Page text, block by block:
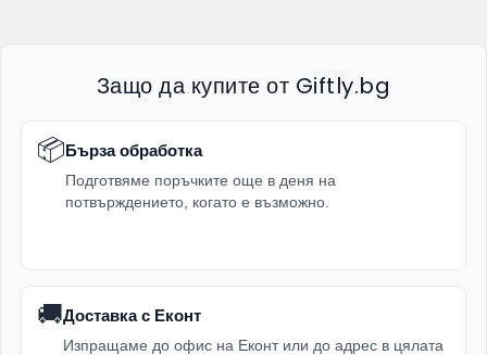
Защо да купите от Giftly.bg
📦Бърза обработка
Подготвяме поръчките още в деня на
потвърждението, когато е възможно.
🚚Доставка с Еконт
Изпращаме до офис на Еконт или до адрес в цялата